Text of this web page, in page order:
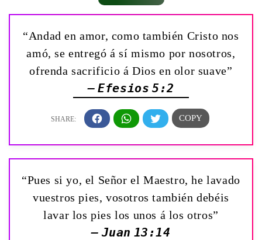
“Andad en amor, como también Cristo nos
amó, se entregó á sí mismo por nosotros,
ofrenda sacrificio á Dios en olor suave”
— Efesios 5:2
“Pues si yo, el Señor el Maestro, he lavado
vuestros pies, vosotros también debéis
lavar los pies los unos á los otros”
— Juan 13:14